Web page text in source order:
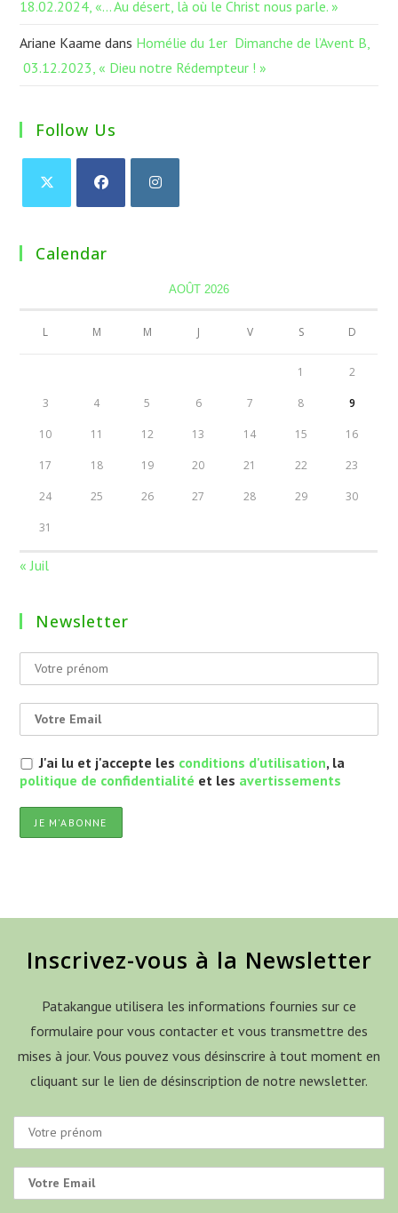
18.02.2024, «… Au désert, là où le Christ nous parle. »
Ariane Kaame dans Homélie du 1er Dimanche de l’Avent B,
03.12.2023, « Dieu notre Rédempteur ! »
Follow Us
Calendar
AOÛT 2026
L M M J V S D
1 2
3 4 5 6 7 8 9
10 11 12 13 14 15 16
17 18 19 20 21 22 23
24 25 26 27 28 29 30
31
« Juil
Newsletter
J'ai lu et j'accepte les conditions d'utilisation, la
politique de confidentialité et les avertissements
Inscrivez-vous à la Newsletter
Patakangue utilisera les informations fournies sur ce
formulaire pour vous contacter et vous transmettre des
mises à jour. Vous pouvez vous désinscrire à tout moment en
cliquant sur le lien de désinscription de notre newsletter.